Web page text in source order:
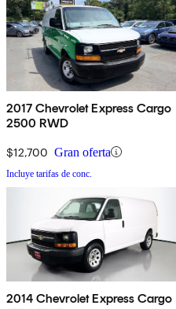
2017 Chevrolet Express Cargo
2500 RWD
$12,700 Gran oferta
Incluye tarifas de conc.
2014 Chevrolet Express Cargo